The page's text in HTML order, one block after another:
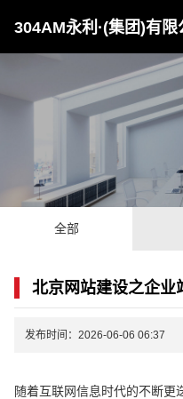
304AM永利·(集团)有限
全部
北京网站建设之企业
发布时间：2026-06-06 06:37
随着互联网信息时代的不断更